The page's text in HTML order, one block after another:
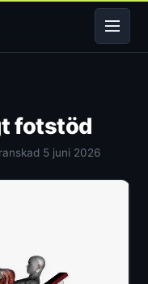
fotstöd
5 juni 2026